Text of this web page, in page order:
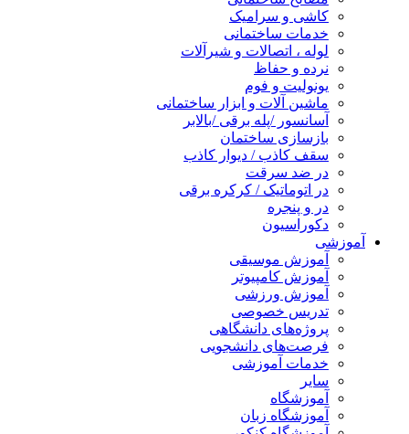
کاشی و سرامیک
خدمات ساختمانی
لوله ، اتصالات و شیرآلات
نرده و حفاظ
یونولیت و فوم
ماشین آلات و ابزار ساختمانی
آسانسور /پله برقی /بالابر
بازسازی ساختمان
سقف کاذب / دیوار کاذب
در ضد سرقت
در اتوماتیک / کرکره برقی
در و پنجره
دکوراسیون
آموزشی
آموزش موسیقی
آموزش کامپیوتر
آموزش ورزشی
تدریس خصوصی
پروژه‌های دانشگاهی
فرصت‌های دانشجویی
خدمات آموزشی
سایر
آموزشگاه
آموزشگاه زبان